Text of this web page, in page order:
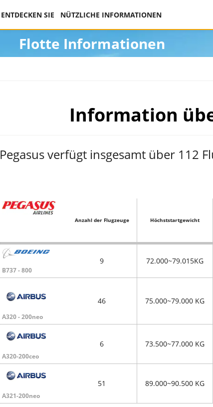
ENTDECKEN SIE NÜTZLICHE INFORMATIONEN
Flotte Informationen
Information
Pegasus verfügt insgesamt über 112
Anzahl der Flugzeuge Höchststartgewicht
B737 - 800
9 72.000~79.015KG
A320 - 200neo
46 75.000~79.000 KG
A320-200ceo
6 73.500~77.000 KG
A321-200neo
51 89.000~90.500 KG